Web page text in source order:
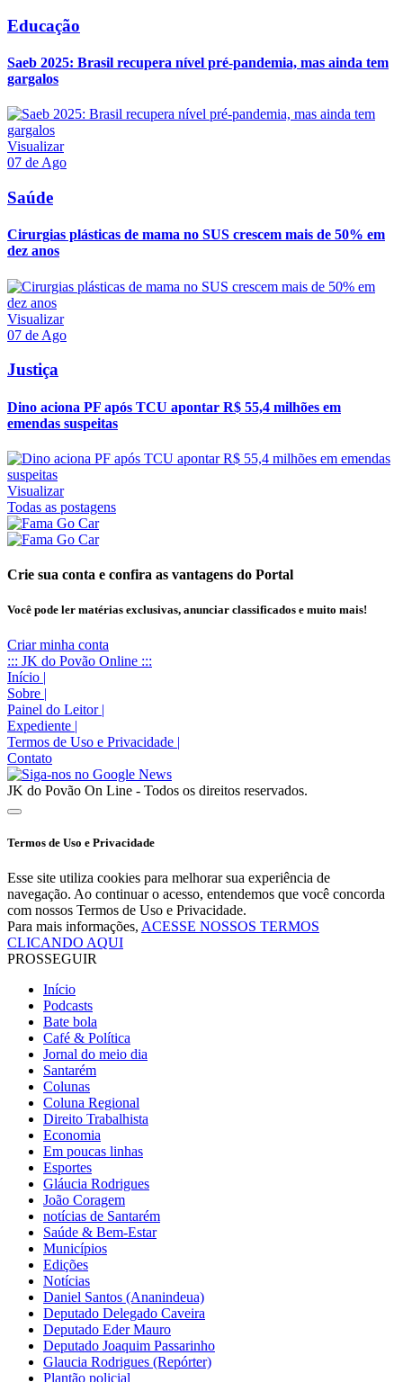
Educação
Saeb 2025: Brasil recupera nível pré-pandemia, mas ainda tem
gargalos
Visualizar
07 de Ago
Saúde
Cirurgias plásticas de mama no SUS crescem mais de 50% em
dez anos
Visualizar
07 de Ago
Justiça
Dino aciona PF após TCU apontar R$ 55,4 milhões em
emendas suspeitas
Visualizar
Todas as postagens
Crie sua conta e confira as vantagens do Portal
Você pode ler matérias exclusivas, anunciar classificados e muito mais!
Criar minha conta
::: JK do Povão Online :::
Início |
Sobre |
Painel do Leitor |
Expediente |
Termos de Uso e Privacidade |
Contato
JK do Povão On Line - Todos os direitos reservados.
Termos de Uso e Privacidade
Esse site utiliza cookies para melhorar sua experiência de
navegação. Ao continuar o acesso, entendemos que você concorda
com nossos Termos de Uso e Privacidade.
Para mais informações, ACESSE NOSSOS TERMOS
CLICANDO AQUI
PROSSEGUIR
Início
Podcasts
Bate bola
Café & Política
Jornal do meio dia
Santarém
Colunas
Coluna Regional
Direito Trabalhista
Economia
Em poucas linhas
Esportes
Gláucia Rodrigues
João Coragem
notícias de Santarém
Saúde & Bem-Estar
Municípios
Edições
Notícias
Daniel Santos (Ananindeua)
Deputado Delegado Caveira
Deputado Eder Mauro
Deputado Joaquim Passarinho
Glaucia Rodrigues (Repórter)
Plantão policial